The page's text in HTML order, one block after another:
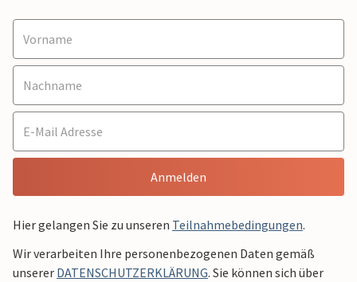
Anmelden
Hier gelangen Sie zu unseren Teilnahmebedingungen.
Wir verarbeiten Ihre personenbezogenen Daten gemäß
unserer DATENSCHUTZERKLÄRUNG. Sie können sich über